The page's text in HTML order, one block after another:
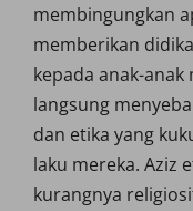
membingungkan
memberikan
kepada anak-
langsung
dan etika yang
laku mereka. Aziz
kurangnya